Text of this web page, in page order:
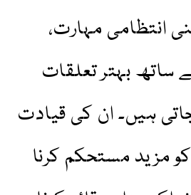
انتظامی مہارت،
ساتھ بہتر تعلقات
ہیں۔ ان کی قیادت
مزید مستحکم کرنا